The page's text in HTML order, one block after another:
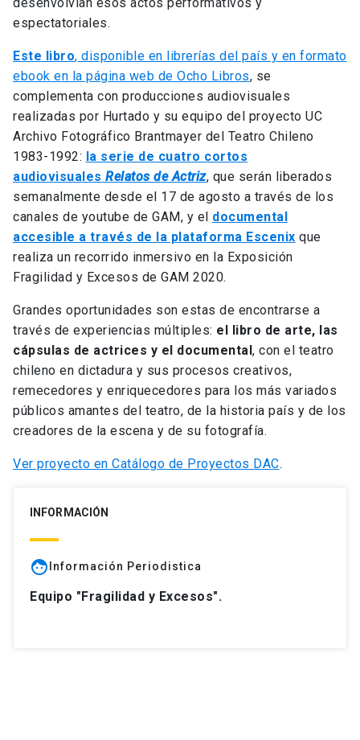
espectatoriales.
Este libro, disponible en librerías del país y en formato
ebook en la página web de Ocho Libros, se
complementa con producciones audiovisuales
realizadas por Hurtado y su equipo del proyecto UC
Archivo Fotográfico Brantmayer del Teatro Chileno
1983-1992: la serie de cuatro cortos
audiovisuales Relatos de Actriz, que serán liberados
semanalmente desde el 17 de agosto a través de los
canales de youtube de GAM, y el documental
accesible a través de la plataforma Escenix que
realiza un recorrido inmersivo en la Exposición
Fragilidad y Excesos de GAM 2020.
Grandes oportunidades son estas de encontrarse a
través de experiencias múltiples: el libro de arte, las
cápsulas de actrices y el documental, con el teatro
chileno en dictadura y sus procesos creativos,
remecedores y enriquecedores para los más variados
públicos amantes del teatro, de la historia país y de los
creadores de la escena y de su fotografía.
Ver proyecto en Catálogo de Proyectos DAC.
INFORMACIÓN
face Información Periodistica
Equipo "Fragilidad y Excesos".